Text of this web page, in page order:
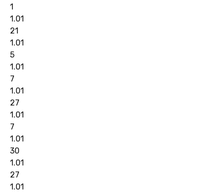
1
1.01
21
1.01
5
1.01
7
1.01
27
1.01
7
1.01
30
1.01
27
1.01